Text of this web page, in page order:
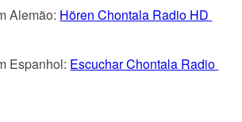
Alemão: Hören Chontala Radio HD
Espanhol: Escuchar Chontala Radio